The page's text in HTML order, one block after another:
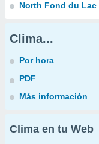
North Fond du Lac
Clima...
Por hora
PDF
Más información
Clima en tu Web